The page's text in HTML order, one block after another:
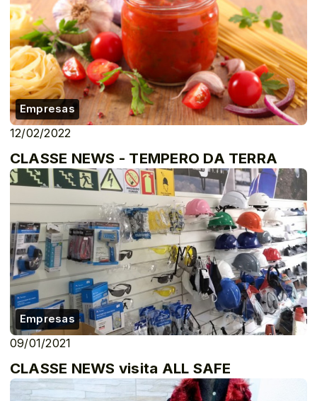
Empresas
12/02/2022
CLASSE NEWS - TEMPERO DA TERRA
Empresas
09/01/2021
CLASSE NEWS visita ALL SAFE